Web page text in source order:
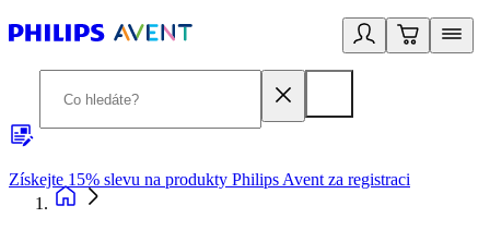
Získejte 15% slevu na produkty Philips Avent za registraci